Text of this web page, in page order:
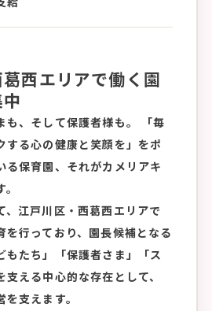
西エリアで働く園
も、そして保護者様も。 「毎
する心の健康と笑顔を」をポ
る保育園、それがカメリアキ
、江戸川区・西葛西エリアで
を行っており、園長候補となる
もたち」「保護者さま」「ス
える中心的な存在として、
支えます。